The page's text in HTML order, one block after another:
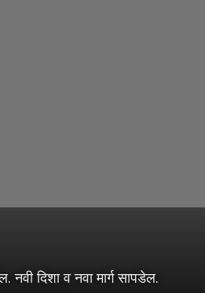
नवी दिशा व नवा मार्ग सापडेल.